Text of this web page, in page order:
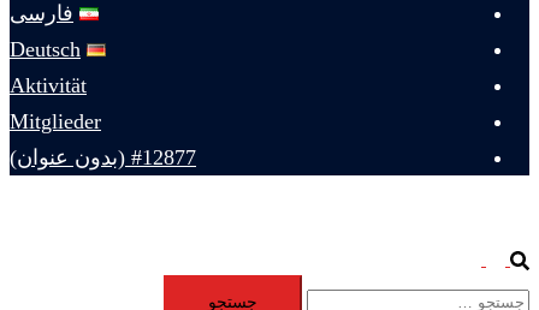
فارسی
Deutsch
Aktivität
Mitglieder
#12877 (بدون عنوان)
Search
menuجستجو